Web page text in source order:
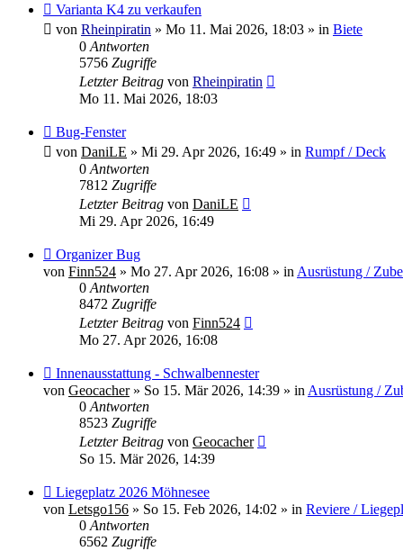
Neuer
Beitrag
Varianta K4 zu verkaufen
von Rheinpiratin » Mo 11. Mai 2026, 18:03 » in Biete
0 Antworten
5756 Zugriffe
Letzter Beitrag von Rheinpiratin
Mo 11. Mai 2026, 18:03
Neuer
Beitrag
Bug-Fenster
von DaniLE » Mi 29. Apr 2026, 16:49 » in Rumpf / Deck
0 Antworten
7812 Zugriffe
Letzter Beitrag von DaniLE
Mi 29. Apr 2026, 16:49
Neuer
Beitrag
Organizer Bug
von Finn524 » Mo 27. Apr 2026, 16:08 » in Ausrüstung /
0 Antworten
8472 Zugriffe
Letzter Beitrag von Finn524
Mo 27. Apr 2026, 16:08
Neuer
Beitrag
Innenausstattung - Schwalbennester
von Geocacher» So 15. Mär 2026, 14:39 » in Ausrüstung /
0 Antworten
8523 Zugriffe
Letzter Beitrag von Geocacher
So 15. Mär 2026, 14:39
Neuer
Beitrag
Liegeplatz 2026 Möhnesee
von Letsgo156 » So 15. Feb 2026, 14:02 » in Reviere /
0 Antworten
6562 Zugriffe